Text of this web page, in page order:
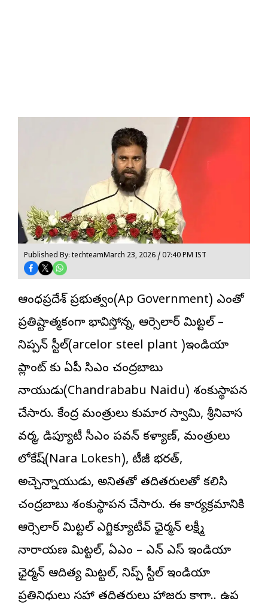
Published By: techteamMarch 23, 2026 / 07:40 PM IST
ఆంధ్రప్రదేశ్ ప్రభుత్వం(Ap Government) ఎంతో
ప్రతిష్టాత్మకంగా భావిస్తోన్న, ఆర్సెలార్ మిట్టల్ –
నిప్పన్ స్టీల్(arcelor steel plant )ఇండియా
ప్లాంట్ కు ఏపీ సిఎం చంద్రబాబు
నాయుడు(Chandrababu Naidu) శంకుస్థాపన
చేసారు. కేంద్ర మంత్రులు కుమార స్వామి, శ్రీనివాస
వర్మ, డిప్యూటీ సీఎం పవన్ కళ్యాణ్, మంత్రులు
లోకేష్(Nara Lokesh), టీజీ భరత్,
అచ్చెన్నాయుడు, అనితతో తదితరులతో కలిసి
చంద్రబాబు శంకుస్థాపన చేసారు. ఈ కార్యక్రమానికి
ఆర్సెలార్ మిట్టల్ ఎగ్జిక్యూటీవ్ ఛైర్మన్ లక్ష్మీ
నారాయణ మిట్టల్, ఏఎం – ఎన్ ఎస్ ఇండియా
ఛైర్మన్ ఆదిత్య మిట్టల్, నిప్ప్ స్టీల్ ఇండియా
ప్రతినిధులు సహా తదితరులు హాజరు కాగా.. ఉప